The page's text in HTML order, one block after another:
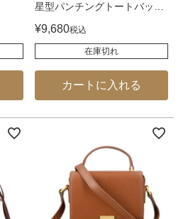
星型パンチングトートバッ
¥9,680税込
在庫切れ
カートに入れる